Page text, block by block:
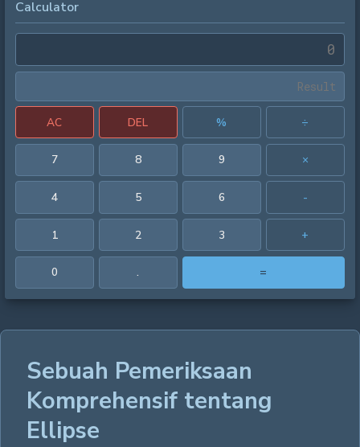
Calculator
AC DEL % ÷
7 8 9 ×
4 5 6 -
1 2 3 +
0 . =
Sebuah Pemeriksaan
Komprehensif tentang
Ellipse